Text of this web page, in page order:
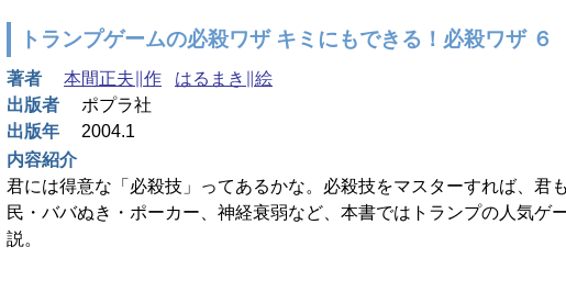
トランプゲームの必殺ワザ キミにもできる！必殺ワザ ６
著者 本間正夫∥作
はるまき∥絵
出版者
ポプラ社
出版年
2004.1
内容紹介
君には得意な「必殺技」ってあるかな。必殺技をマスターすれば、君
民・ババぬき・ポーカー、神経衰弱など、本書ではトランプの人気ゲ
説。